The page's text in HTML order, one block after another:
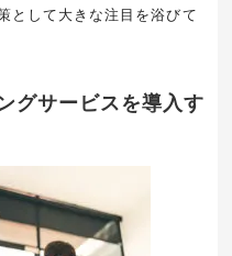
として大きな注目を浴びて
グサービスを導入す